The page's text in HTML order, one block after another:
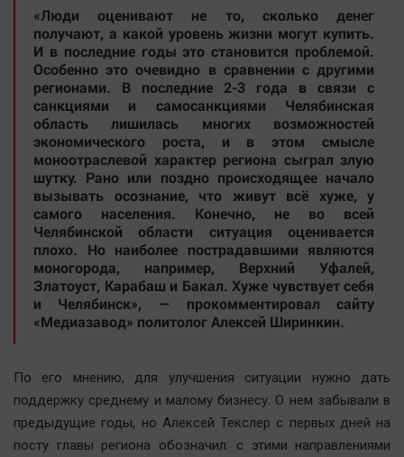
Вкусное
Гороскоп
Дети
ЖКХ
Интервью
Качество жизни
Конкурс
Народная журналистика
Наука
Обсуждаем
Отдых
Персона
Светская жизнь
Тенденции
«Люди оценивают не то, сколько денег
получают, а какой уровень жизни могут купить.
И в последние годы это становится проблемой.
Особенно это очевидно в сравнении с другими
регионами. В последние 2-3 года в связи с
санкциями и самосанкциями Челябинская
область лишилась многих возможностей
экономического роста, и в этом смысле
моноотраслевой характер региона сыграл злую
шутку. Рано или поздно происходящее начало
вызывать осознание, что живут всё хуже, у
самого населения. Конечно, не во всей
Челябинской области ситуация оценивается
плохо. Но наиболее пострадавшими являются
моногорода, например, Верхний Уфалей,
Златоуст, Карабаш и Бакал. Хуже чувствует себя
и Челябинск», — прокомментировал сайту
«Медиазавод» политолог Алексей Ширинкин.
По его мнению, для улучшения ситуации нужно дать
поддержку среднему и малому бизнесу. О нем забывали в
предыдущие годы, но Алексей Текслер с первых дней на
посту главы региона обозначил: с этими направлениями